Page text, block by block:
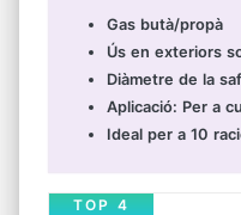
Gas butà/propà
Ús en exteriors
Diàmetre de la
Aplicació: Per a
Ideal per a 10
TOP 4